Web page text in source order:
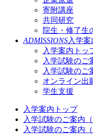
寄附講座
共同研究
院生・修了生
ADMISSIONS入学案
入学案内トッ
入学試験のご
入学試験のご
オンライン出
学生支援
入学案内トップ
入学試験のご案内（
入学試験のご案内（